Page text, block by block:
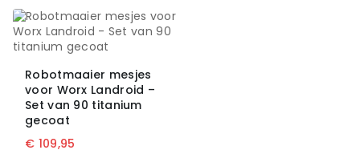
Robotmaaier mesjes
voor Worx Landroid –
Set van 90 titanium
gecoat
€ 109,95